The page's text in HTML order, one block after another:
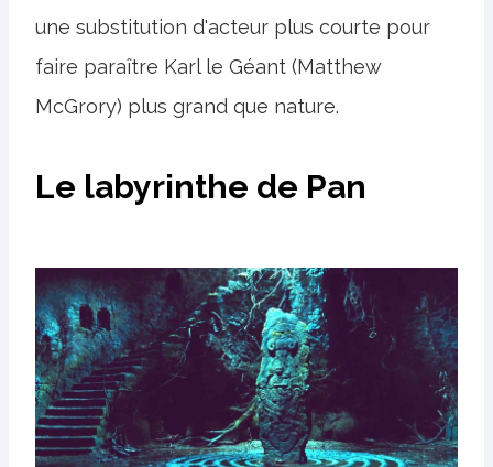
une substitution d'acteur plus courte pour
faire paraître Karl le Géant (Matthew
McGrory) plus grand que nature.
Le labyrinthe de Pan